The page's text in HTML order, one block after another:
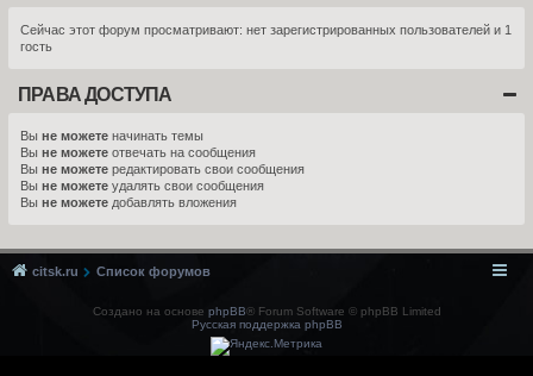
Сейчас этот форум просматривают: нет зарегистрированных пользователей и 1
гость
ПРАВА ДОСТУПА
Вы не можете начинать темы
Вы не можете отвечать на сообщения
Вы не можете редактировать свои сообщения
Вы не можете удалять свои сообщения
Вы не можете добавлять вложения
citsk.ru Список форумов
Создано на основе phpBB® Forum Software © phpBB Limited
Русская поддержка phpBB